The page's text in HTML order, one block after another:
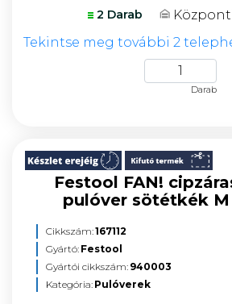
2 Darab
Tekintse meg további 2
Darab
Festool FAN!
pulóver sötétkék M
Cikkszám:167112
Gyártó: Festool
Gyártói cikkszám: 940003
Kategória: Pulóverek